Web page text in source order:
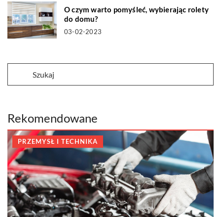
O czym warto pomyśleć, wybierając rolety
do domu?
03-02-2023
Rekomendowane
PRZEMYSŁ I TECHNIKA